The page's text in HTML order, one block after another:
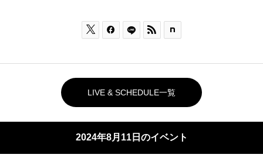
  
LIVE & SCHEDULE一覧
2024年8月11日のイベント